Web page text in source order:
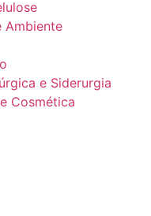
Ambiente
e Siderurgia
Cosmética